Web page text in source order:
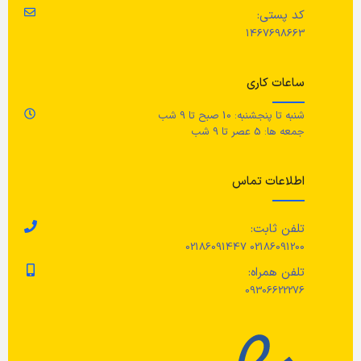
۲۲۰ تا ۲۴۰ ولت
فرکانس نامی
وزن خالص / وزن ناخالص
100٪ پلی استر (حداقل 90٪ بازیافت)
کد پستی:
1467698663
ساعات کاری
شنبه تا پنجشنبه: 10 صبح تا 9 شب
جمعه ها: 5 عصر تا 9 شب
اطلاعات تماس
تلفن ثابت:
02186091200 02186091447
تلفن همراه:
09306622276